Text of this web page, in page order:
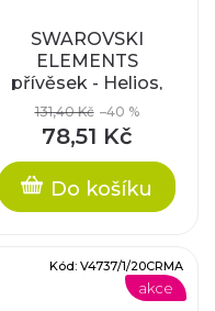
SWAROVSKI
ELEMENTS
přívěsek - Helios,
crystal antique pink,
30mm
131,40 Kč –40 %
78,51 Kč
Do košíku
akce
Kód: V4737/1/20CRMA